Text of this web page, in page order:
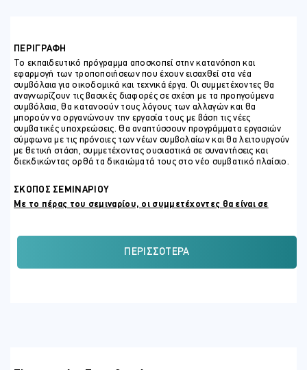
ΠΕΡΙΓΡΑΦΗ
Το εκπαιδευτικό πρόγραμμα αποσκοπεί στην κατανόηση και
εφαρμογή των τροποποιήσεων που έχουν εισαχθεί στα νέα
συμβόλαια για οικοδομικά και τεχνικά έργα. Οι συμμετέχοντες θα
αναγνωρίζουν τις βασικές διαφορές σε σχέση με τα προηγούμενα
συμβόλαια, θα κατανοούν τους λόγους των αλλαγών και θα
μπορούν να οργανώνουν την εργασία τους με βάση τις νέες
συμβατικές υποχρεώσεις. Θα αναπτύσσουν προγράμματα εργασιών
σύμφωνα με τις πρόνοιες των νέων συμβολαίων και θα λειτουργούν
με θετική στάση, συμμετέχοντας ουσιαστικά σε συναντήσεις και
διεκδικώντας ορθά τα δικαιώματά τους στο νέο συμβατικό πλαίσιο.
ΣΚΟΠΟΣ ΣΕΜΙΝΑΡΙΟΥ
Με το πέρας του σεμιναρίου, οι συμμετέχοντες θα είναι σε
Σε επίπεδο γνώσεων
ΠΕΡΙΣΣΌΤΕΡΑ